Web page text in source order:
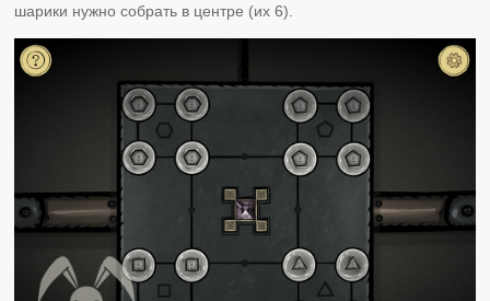
шарики нужно собрать в центре (их 6).